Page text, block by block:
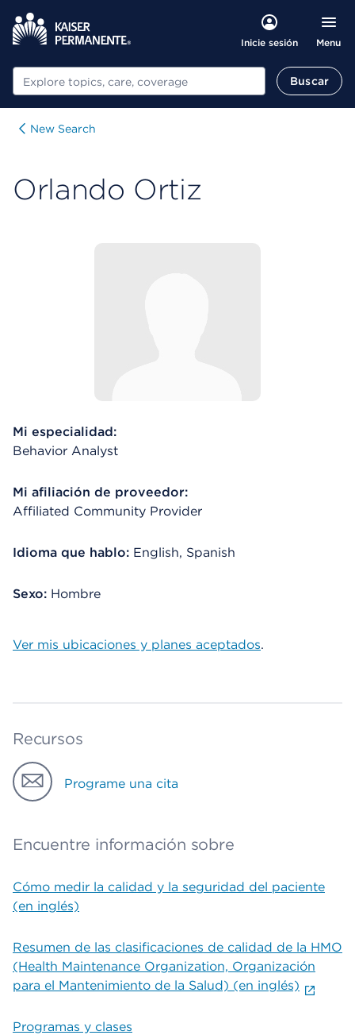
Inicie sesión Menu
Buscar Buscar
New Search
Orlando Ortiz
Mi especialidad:
Behavior Analyst
Mi afiliación de proveedor:
Affiliated Community Provider
Idioma que hablo: English, Spanish
Sexo: Hombre
Ver mis ubicaciones y planes aceptados.
Recursos
Programe una cita
Encuentre información sobre
Cómo medir la calidad y la seguridad del paciente
(en inglés)
Resumen de las clasificaciones de calidad de la HMO
(Health Maintenance Organization, Organización
para el Mantenimiento de la Salud) (en inglés)
Programas y clases